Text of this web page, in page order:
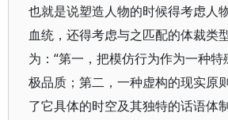
也就是说塑造人物的时候得考虑人
血统，还得考虑与之匹配的体裁类
为：“第一，把模仿行为作为一种
极品质；第二，一种虚构的现实原
了它具体的时空及其独特的话语